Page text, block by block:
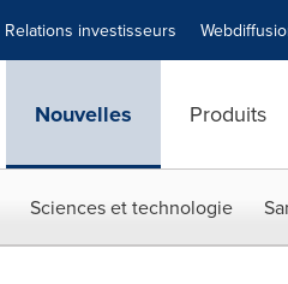
Relations investisseurs
Nouvelles Produits
Sciences et technologie